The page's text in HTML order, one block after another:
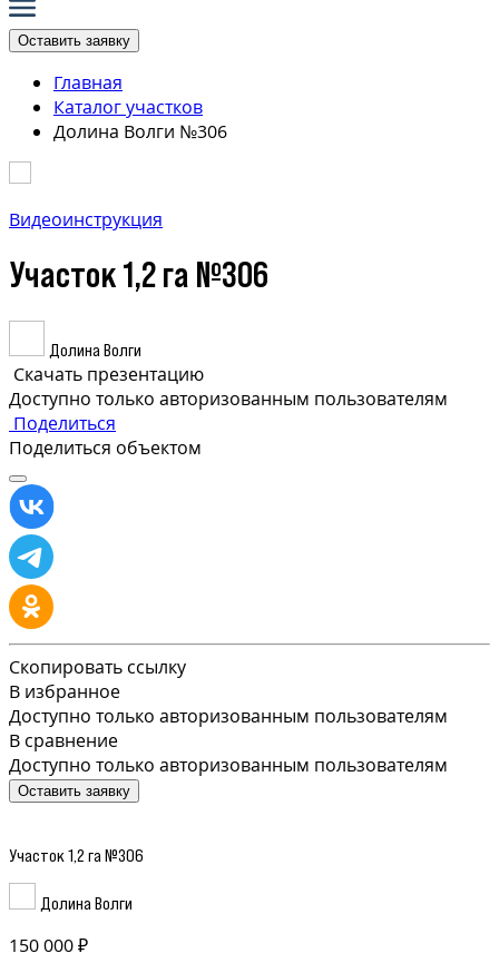
Оставить заявку
Главная
Каталог участков
Долина Волги №306
Видеоинструкция
Участок 1,2 га №306
Долина Волги
Скачать презентацию
Доступно только авторизованным пользователям
Поделиться
Поделиться объектом
Скопировать ссылку
В избранное
Доступно только авторизованным пользователям
В сравнение
Доступно только авторизованным пользователям
Оставить заявку
Участок 1,2 га №306
Долина Волги
150 000 ₽